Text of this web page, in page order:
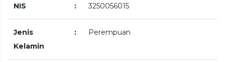
NIS : 3250056015
Jenis
Kelamin
: Perempuan